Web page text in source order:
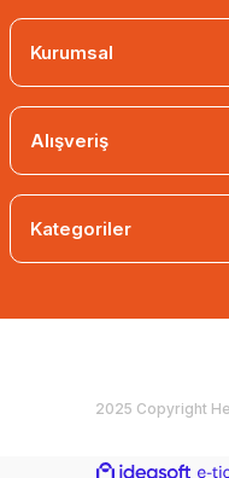
Kurumsal
Alışveriş
Kategoriler
2025 Copyright